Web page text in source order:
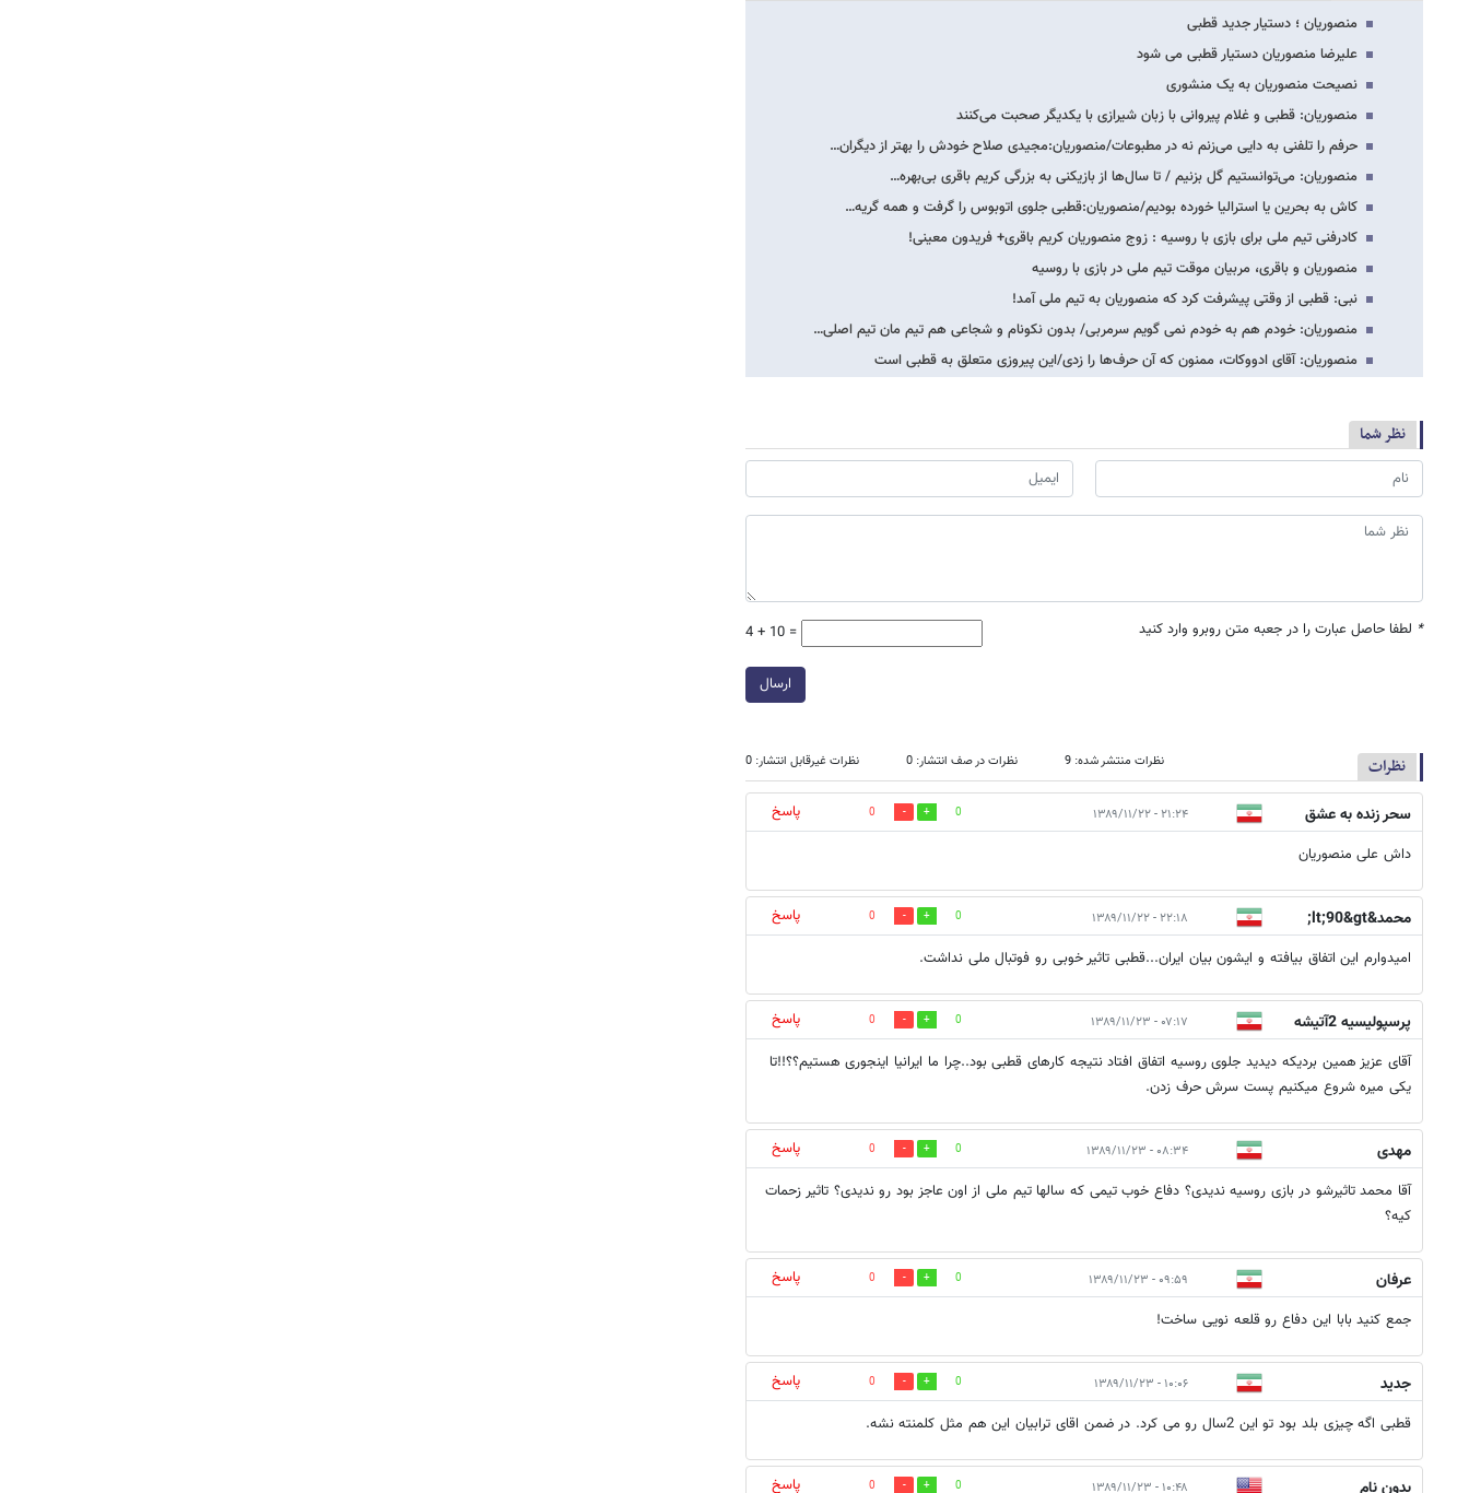
منصوریان ؛ دستیار جدید قطبی
علیرضا منصوریان دستیار قطبی می شود
نصیحت منصوریان به یک منشوری
منصوریان: قطبی و غلام پیروانی با زبان شیرازی با یکدیگر صحبت می‌کنند
حرفم را تلفنی به دایی می‌زنم نه در مطبوعات/منصوریان:مجیدی صلاح خودش را بهتر از دیگران…
منصوریان: می‌توانستیم گل بزنیم / تا سال‌ها از بازیکنی به بزرگی کریم باقری بی‌بهره…
کاش به بحرین یا استرالیا خورده بودیم/منصوریان:قطبی جلوی اتوبوس را گرفت و همه گریه…
کادرفنی تیم ملی برای بازی با روسیه : زوج منصوریان کریم باقری+ فریدون معینی!
منصوریان و باقری، مربیان موقت تیم ملی در بازی با روسیه
نبی: قطبی از وقتی پیشرفت کرد که منصوریان به تیم ملی آمد!
منصوریان: خودم هم به خودم نمی گویم سرمربی/ بدون نکونام و شجاعی هم تیم مان تیم اصلی…
منصوریان: آقای ادووکات، ممنون که آن حرف‌ها را زدی/این پیروزی متعلق به قطبی است
نظر شما
* لطفا حاصل عبارت را در جعبه متن روبرو وارد کنید 4 + 10 =
ارسال
نظرات نظرات منتشر شده: 9 نظرات در صف انتشار: 0 نظرات غیرقابل انتشار: 0
سحر زنده به عشق
استقلال
۲۱:۲۴ - ۱۳۸۹/۱۱/۲۲ 0
0
پاسخ
داش علی منصوریان
محمد&lt;90&gt; ۲۲:۱۸ - ۱۳۸۹/۱۱/۲۲ 0
0
پاسخ
امیدوارم این اتفاق بیافته و ایشون بیان ایران...قطبی تاثیر خوبی رو فوتبال ملی نداشت.
پرسپولیسیه 2آتیشه ۰۷:۱۷ - ۱۳۸۹/۱۱/۲۳ 0
0
پاسخ
آقای عزیز همین بردیکه دیدید جلوی روسیه اتفاق افتاد نتیجه کارهای قطبی بود..چرا ما ایرانیا اینجوری هستیم؟؟!!تا
یکی میره شروع میکنیم پست سرش حرف زدن.
مهدی ۰۸:۳۴ - ۱۳۸۹/۱۱/۲۳ 0
0
پاسخ
آقا محمد تاثیرشو در بازی روسیه ندیدی؟ دفاع خوب تیمی که سالها تیم ملی از اون عاجز بود رو ندیدی؟ تاثیر زحمات
کیه؟
عرفان ۰۹:۵۹ - ۱۳۸۹/۱۱/۲۳ 0
0
پاسخ
جمع کنید بابا این دفاع رو قلعه نویی ساخت!
جدید ۱۰:۰۶ - ۱۳۸۹/۱۱/۲۳ 0
0
پاسخ
قطبی اگه چیزی بلد بود تو این 2سال رو می کرد. در ضمن اقای ترابیان این هم مثل کلمنته نشه.
بدون نام ۱۰:۴۸ - ۱۳۸۹/۱۱/۲۳ 0
0 پاسخ